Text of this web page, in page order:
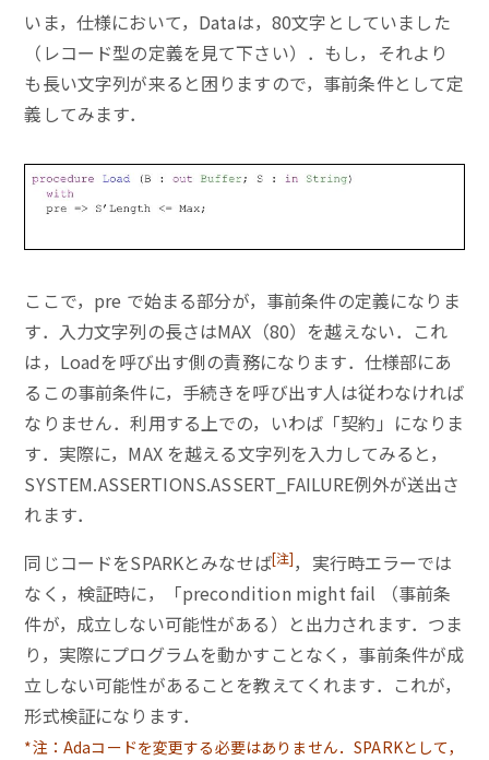
いま，仕様において，Dataは，80文字としていました
（レコード型の定義を見て下さい）．もし，それより
も長い文字列が来ると困りますので，事前条件として定
義してみます．
ここで，pre で始まる部分が，事前条件の定義になりま
す．入力文字列の長さはMAX（80）を越えない．これ
は，Loadを呼び出す側の責務になります．仕様部にあ
るこの事前条件に，手続きを呼び出す人は従わなければ
なりません．利用する上での，いわば「契約」になりま
す．実際に，MAX を越える文字列を入力してみると，
SYSTEM.ASSERTIONS.ASSERT_FAILURE例外が送出さ
れます．
同じコードをSPARKとみなせば[注]，実行時エラーでは
なく，検証時に，「precondition might fail （事前条
件が，成立しない可能性がある）と出力されます．つま
り，実際にプログラムを動かすことなく，事前条件が成
立しない可能性があることを教えてくれます．これが，
形式検証になります．
*注：Adaコードを変更する必要はありません．SPARKとして，